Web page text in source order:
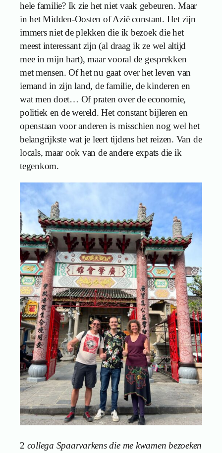
hele familie? Ik zie het niet vaak gebeuren. Maar
in het Midden-Oosten of Azië constant. Het zijn
immers niet de plekken die ik bezoek die het
meest interessant zijn (al draag ik ze wel altijd
mee in mijn hart), maar vooral de gesprekken
met mensen. Of het nu gaat over het leven van
iemand in zijn land, de familie, de kinderen en
wat men doet… Of praten over de economie,
politiek en de wereld. Het constant bijleren en
openstaan voor anderen is misschien nog wel het
belangrijkste wat je leert tijdens het reizen. Van de
locals, maar ook van de andere expats die ik
tegenkom.
2 collega Spaarvarkens die me kwamen bezoeken